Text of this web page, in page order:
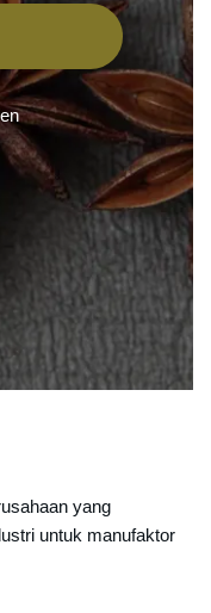
yang
untuk manufaktor